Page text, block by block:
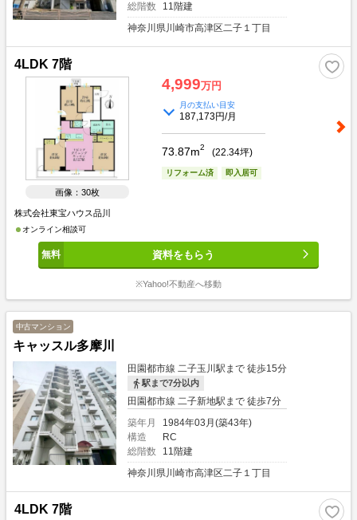
総階数
11階建
神奈川県川崎市高津区二子１丁目
4LDK 7階
画像：30枚
4,999万円
月の支払い目安
187,173円/月
73.87m2 (22.34坪)
リフォーム済 即入居可
株式会社東宝ハウス品川
オンライン相談可
資料をもらう
※Yahoo!不動産へ移動
中古マンション
キャッスル多摩川
田園都市線 二子玉川駅まで 徒歩15分
駅まで7分以内
田園都市線 二子新地駅まで 徒歩7分
築年月
1984年03月(築43年)
構造
RC
総階数
11階建
神奈川県川崎市高津区二子１丁目
4LDK 7階